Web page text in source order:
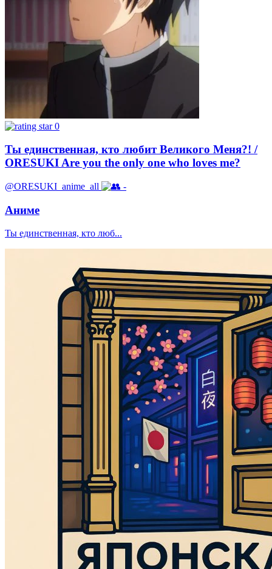
0
Ты единственная, кто любит Великого Меня?! /
ORESUKI Are you the only one who loves me?
@ORESUKI_anime_all -
Аниме
Ты единственная, кто люб...